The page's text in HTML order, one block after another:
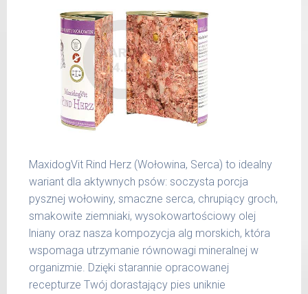
25 kg
26 -
35 kg
800 g
50 kg
1000 g
51 -
65 kg
1200 g
Podane liczby są wartościami orientacyjnymi.
Indywidualne potrzeby zależne są od rasy,
aktywności, warunków hodowli oraz innych
czynników.
Waga netto/Nr art.: 200 g/1002 | 400
g/1018 | 800 g/1026
MaxidogVit Rind Herz (Wołowina, Serca) to idealny
wariant dla aktywnych psów: soczysta porcja
pysznej wołowiny, smaczne serca, chrupiący groch,
smakowite ziemniaki, wysokowartościowy olej
lniany oraz nasza kompozycja alg morskich, która
wspomaga utrzymanie równowagi mineralnej w
organizmie. Dzięki starannie opracowanej
recepturze Twój dorastający pies uniknie